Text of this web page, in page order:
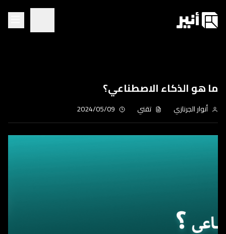
ما هو الذكاء الاصطناعي؟
أنوار الجرنازي تقني 2024/05/09